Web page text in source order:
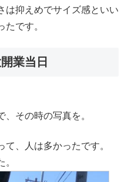
は抑えめでサイズ感といい
です。
業当日
その時の写真を。
、人は多かったです。